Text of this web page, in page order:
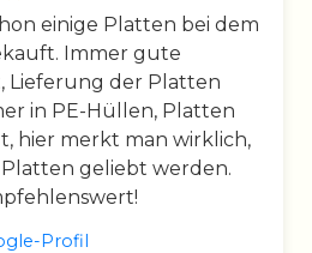
einige Platten bei dem
Immer gute
Lieferung der Platten
in PE-Hüllen, Platten
hier merkt man wirklich,
Platten geliebt werden.
Profil